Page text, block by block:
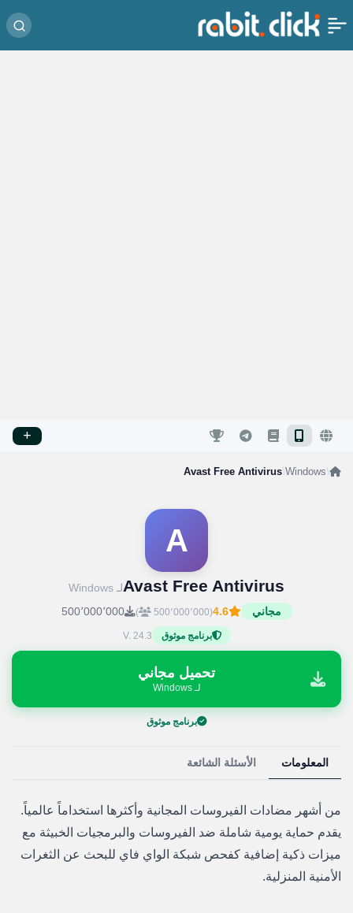
/
Windows
/
Avast Free Antivirus
A
Avast Free Antivirusلـ Windows
مجاني
4.6(500٬000٬000 ) 500٬000٬000
برنامج موثوق V. 24.3
تحميل مجاني
لـ Windows
برنامج موثوق
المعلومات الأسئلة الشائعة
من أشهر مضادات الفيروسات المجانية وأكثرها استخداماً عالمياً.
يقدم حماية يومية شاملة ضد الفيروسات والبرمجيات الخبيثة مع
ميزات ذكية إضافية كفحص شبكة الواي فاي للبحث عن الثغرات
الأمنية المنزلية.